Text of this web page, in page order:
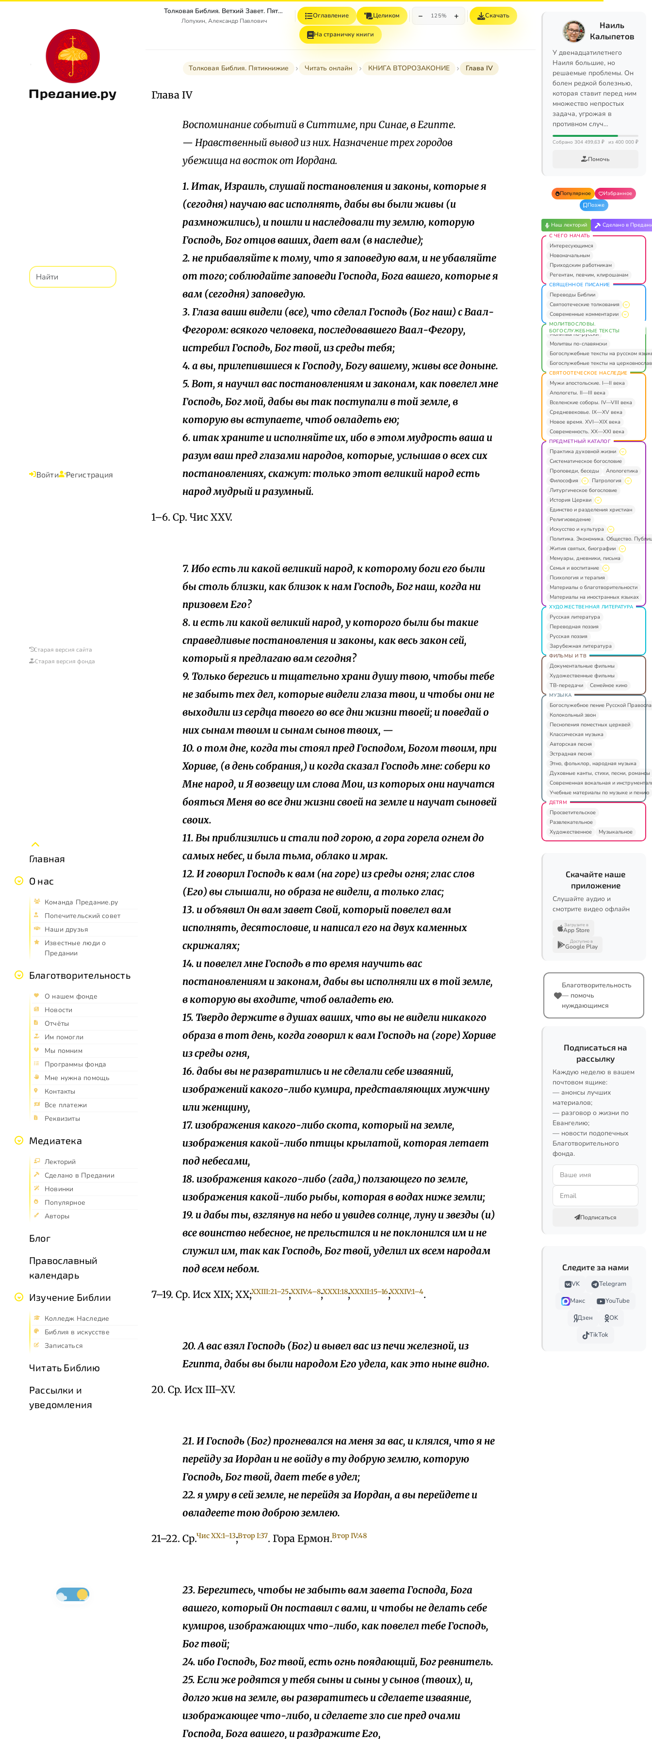
Предание.ру
Войти Регистрация
Старая версия сайта
Старая версия фонда
Главная
О нас
Команда Предание.ру
Попечительский совет
Наши друзья
Известные люди о
Предании
Благотворительность
О нашем фонде
Новости
Отчёты
Им помогли
Мы помним
Программы фонда
Мне нужна помощь
Контакты
Все платежи
Реквизиты
Медиатека
Лекторий
Сделано в Предании
Новинки
Популярное
Авторы
Блог
Православный
календарь
Изучение Библии
Колледж Наследие
Библия в искусстве
Записаться
Читать Библию
Рассылки и
уведомления
Толковая Библия. Ветхий Завет. Пятикнижие.
Лопухин, Александр Павлович
Оглавление Целиком − 125% + Скачать
На страничку книги
Толковая Библия. Пятикнижие Читать онлайн КНИГА ВТОРОЗАКОНИЕ Глава IV
Глава IV
Воспоминание событий в Ситтиме, при Синае, в Египте.
— Нравственный вывод из них. Назначение трех городов
убежища на восток от Иордана.
1. Итак, Израиль, слушай постановления и законы, которые я
(сегодня) научаю вас исполнять, дабы вы были живы (и
размножились), и пошли и наследовали ту землю, которую
Господь, Бог отцов ваших, дает вам (в наследие);
2. не прибавляйте к тому, что я заповедую вам, и не убавляйте
от того; соблюдайте заповеди Господа, Бога вашего, которые я
вам (сегодня) заповедую.
3. Глаза ваши видели (все), что сделал Господь (Бог наш) с Ваал-
Фегором: всякого человека, последовавшего Ваал-Фегору,
истребил Господь, Бог твой, из среды тебя;
4. а вы, прилепившиеся к Господу, Богу вашему, живы все доныне.
5. Вот, я научил вас постановлениям и законам, как повелел мне
Господь, Бог мой, дабы вы так поступали в той земле, в
которую вы вступаете, чтоб овладеть ею;
6. итак храните и исполняйте их, ибо в этом мудрость ваша и
разум ваш пред глазами народов, которые, услышав о всех сих
постановлениях, скажут: только этот великий народ есть
народ мудрый и разумный.
1–6. Ср. Чис XXV.
7. Ибо есть ли какой великий народ, к которому боги его были
бы столь близки, как близок к нам Господь, Бог наш, когда ни
призовем Его?
8. и есть ли какой великий народ, у которого были бы такие
справедливые постановления и законы, как весь закон сей,
который я предлагаю вам сегодня?
9. Только берегись и тщательно храни душу твою, чтобы тебе
не забыть тех дел, которые видели глаза твои, и чтобы они не
выходили из сердца твоего во все дни жизни твоей; и поведай о
них сынам твоим и сынам сынов твоих, —
10. о том дне, когда ты стоял пред Господом, Богом твоим, при
Хориве, (в день собрания,) и когда сказал Господь мне: собери ко
Мне народ, и Я возвещу им слова Мои, из которых они научатся
бояться Меня во все дни жизни своей на земле и научат сыновей
своих.
11. Вы приблизились и стали под горою, а гора горела огнем до
самых небес, и была тьма, облако и мрак.
12. И говорил Господь к вам (на горе) из среды огня; глас слов
(Его) вы слышали, но образа не видели, а только глас;
13. и объявил Он вам завет Свой, который повелел вам
исполнять, десятословие, и написал его на двух каменных
скрижалях;
14. и повелел мне Господь в то время научить вас
постановлениям и законам, дабы вы исполняли их в той земле,
в которую вы входите, чтоб овладеть ею.
15. Твердо держите в душах ваших, что вы не видели никакого
образа в тот день, когда говорил к вам Господь на (горе) Хориве
из среды огня,
16. дабы вы не развратились и не сделали себе изваяний,
изображений какого-либо кумира, представляющих мужчину
или женщину,
17. изображения какого-либо скота, который на земле,
изображения какой-либо птицы крылатой, которая летает
под небесами,
18. изображения какого-либо (гада,) ползающего по земле,
изображения какой-либо рыбы, которая в водах ниже земли;
19. и дабы ты, взглянув на небо и увидев солнце, луну и звезды (и)
все воинство небесное, не прельстился и не поклонился им и не
служил им, так как Господь, Бог твой, уделил их всем народам
под всем небом.
7–19. Ср. Исх XIX; XX;XXIII:21–25;XXIV:4–8;XXXI:18;XXXII:15–16;XXXIV:1–4.
20. А вас взял Господь (Бог) и вывел вас из печи железной, из
Египта, дабы вы были народом Его удела, как это ныне видно.
20. Cp. Исх III–XV.
21. И Господь (Бог) прогневался на меня за вас, и клялся, что я не
перейду за Иордан и не войду в ту добрую землю, которую
Господь, Бог твой, дает тебе в удел;
22. я умру в сей земле, не перейдя за Иордан, а вы перейдете и
овладеете тою доброю землею.
21–22. Ср.Чис XX:1–13;Втор I:37. Гора Ермон.Втор IV:48
23. Берегитесь, чтобы не забыть вам завета Господа, Бога
вашего, который Он поставил с вами, и чтобы не делать себе
кумиров, изображающих что-либо, как повелел тебе Господь,
Бог твой;
24. ибо Господь, Бог твой, есть огнь поядающий, Бог ревнитель.
25. Если же родятся у тебя сыны и сыны у сынов (твоих), и,
долго жив на земле, вы развратитесь и сделаете изваяние,
изображающее что-либо, и сделаете зло сие пред очами
Господа, Бога вашего, и раздражите Его,
Наиль
Калыпетов
У двенадцатилетнего
Наиля большие, но
решаемые проблемы. Он
болен редкой болезнью,
которая ставит перед ним
множество непростых
задача, угрожая в
противном случ…
Собрано 304 499,63 ₽ из 400 000 ₽
Помочь
Популярное
Избранное
Позже
Наш лекторий Сделано в
С ЧЕГО НАЧАТЬ
Интересующимся
Новоначальным
Приходским работникам
Регентам, певчим, клирошанам
СВЯЩЕННОЕ ПИСАНИЕ
Переводы Библии
Святоотеческие толкования
Современные комментарии
МОЛИТВОСЛОВЫ.
БОГОСЛУЖЕБНЫЕ ТЕКСТЫ
Молитвы по-русски
Молитвы по-славянски
Богослужебные тексты на русском
Богослужебные тексты на
СВЯТООТЕЧЕСКОЕ НАСЛЕДИЕ
Мужи апостольские. I—II века
Апологеты. II—III века
Вселенские соборы. IV—VIII века
Средневековье. IX—XV века
Новое время. XVI—XIX века
Современность. XX—XXI века
ПРЕДМЕТНЫЙ КАТАЛОГ
Практика духовной жизни
Систематическое богословие
Проповеди, беседы
Апологетика
Философия
Патрология
Литургическое богословие
История Церкви
Единство и разделения христиан
Религиоведение
Искусство и культура
Политика. Экономика. Общество.
Жития святых, биографии
Мемуары, дневники, письма
Семья и воспитание
Психология и терапия
Материалы о благотворительности
Материалы на иностранных языках
ХУДОЖЕСТВЕННАЯ ЛИТЕРАТУРА
Русская литература
Переводная поэзия
Русская поэзия
Зарубежная литература
ФИЛЬМЫ И ТВ
Документальные фильмы
Художественные фильмы
ТВ-передачи
Семейное кино
МУЗЫКА
Богослужебное пение Русской
Колокольный звон
Песнопения поместных церквей
Классическая музыка
Авторская песня
Эстрадная песня
Этно, фольклор, народная музыка
Духовные канты, стихи, песни, романсы
Современная вокальная и
Учебные материалы по музыке и пению
ДЕТЯМ
Просветительское
Развлекательное
Художественное
Музыкальное
Скачайте наше
приложение
Слушайте аудио и
смотрите видео офлайн
Загрузите в
App Store
Доступно в
Google Play
Благотворительность
— помочь
нуждающимся
Подписаться на
рассылку
Каждую неделю в вашем
почтовом ящике:
— анонсы лучших
материалов;
— разговор о жизни по
Евангелию;
— новости подопечных
Благотворительного
фонда.
Подписаться
Следите за нами
VK
Telegram
Макс
YouTube
Дзен
OK
TikTok